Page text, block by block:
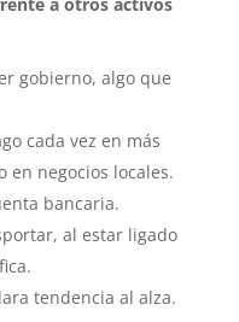
gobierno, algo que
cada vez en más
en negocios locales.
bancaria.
al estar ligado
tendencia al alza.